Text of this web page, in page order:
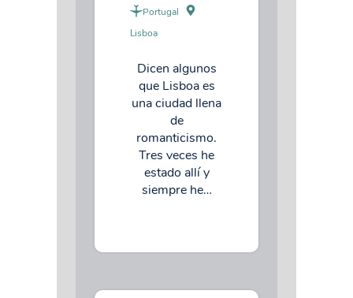
Portugal
Lisboa
Dicen algunos
que Lisboa es
una ciudad llena
de
romanticismo.
Tres veces he
estado allí y
siempre he…